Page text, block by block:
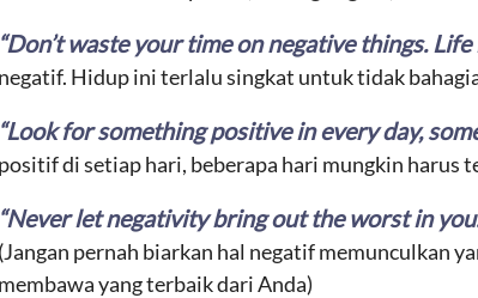
“Don’t waste your time on negative things.
negatif. Hidup ini terlalu singkat untuk tidak
“Look for something positive in every day,
positif di setiap hari, beberapa hari mungkin harus
“Never let negativity bring out the worst in
(Jangan pernah biarkan hal negatif memunculkan
membawa yang terbaik dari Anda)